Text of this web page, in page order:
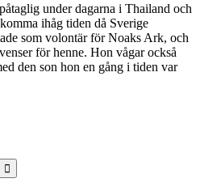
under dagarna i Thailand och
ihåg tiden då Sverige
som volontär för Noaks Ark, och
för henne. Hon vågar också
den son hon en gång i tiden var